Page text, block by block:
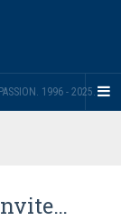
1996 - 2025.